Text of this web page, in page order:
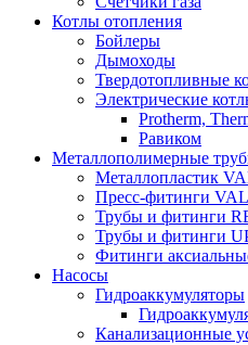
Котлы отопления
Бойлеры
Дымоходы
Твердотопливные
Электрические
Protherm,
Равиком
Металлополимерные
Металлопластик
Пресс-фитинги
Трубы и фитинги
Трубы и фитинги
Фитинги
Насосы
Гидроаккумуляторы
Канализационные